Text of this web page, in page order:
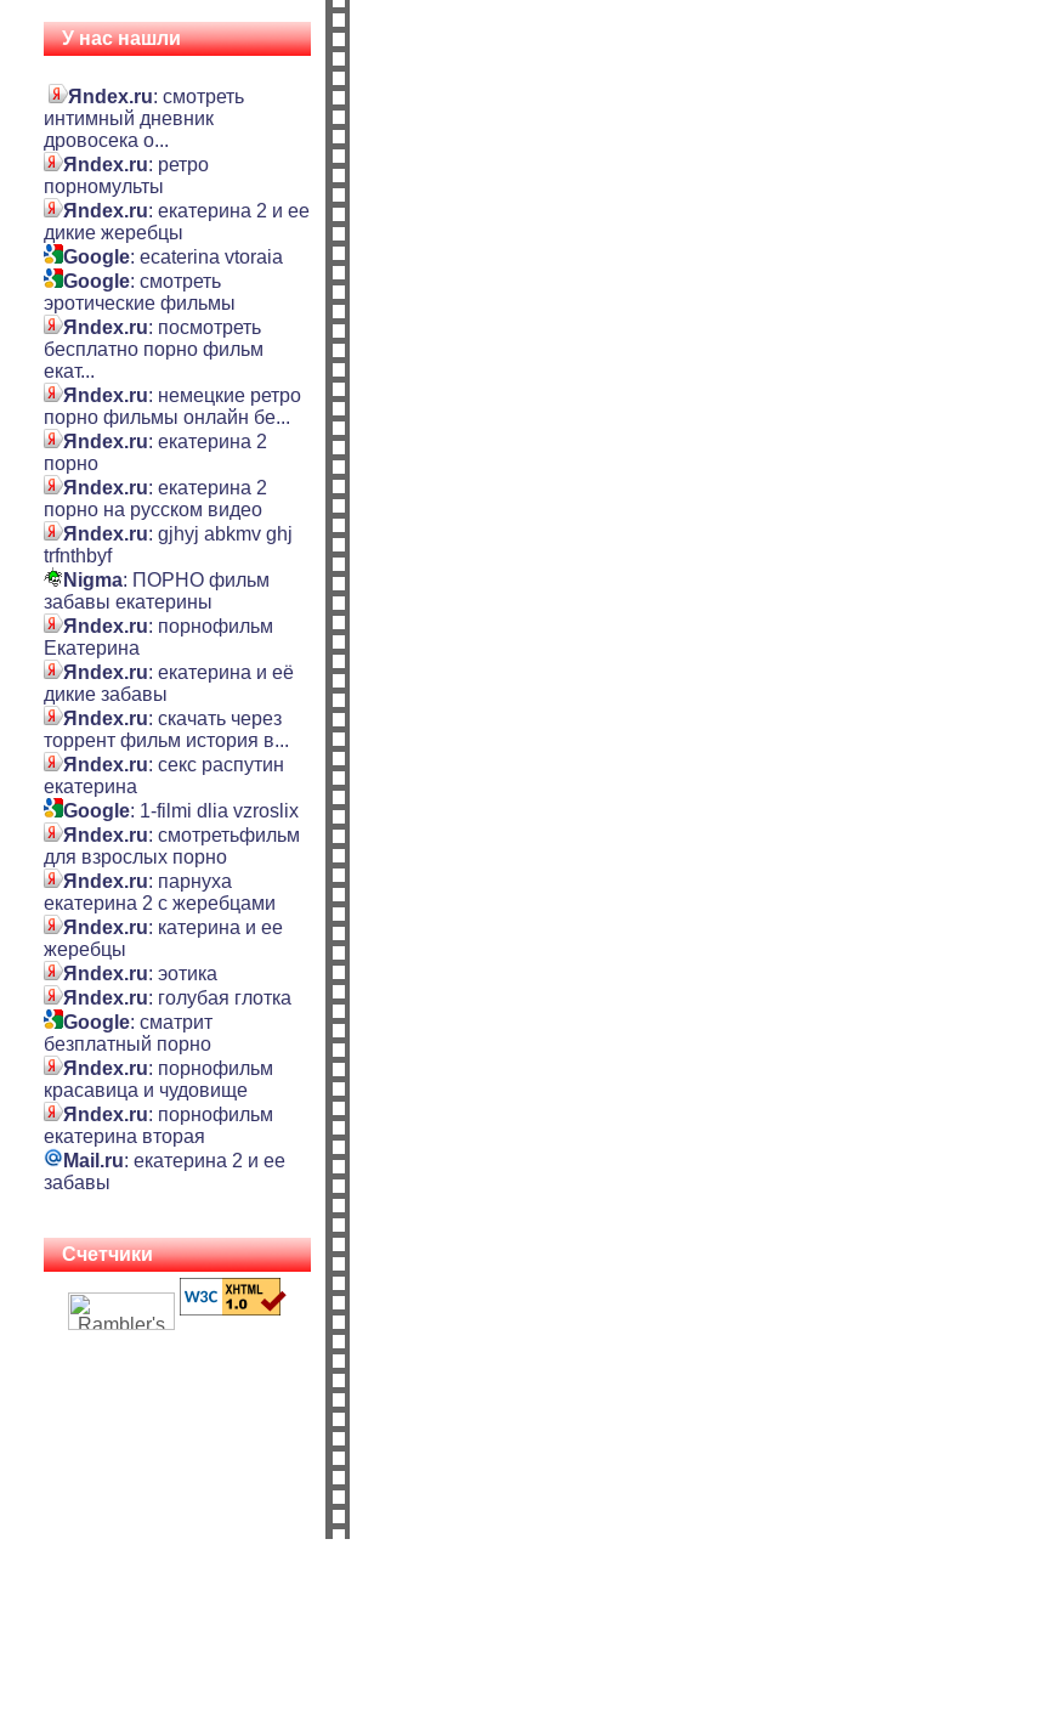
У нас нашли
Яndex.ru: смотреть
интимный дневник
дровосека о...
Яndex.ru: ретро
порномульты
Яndex.ru: екатерина 2 и ее
дикие жеребцы
Google: ecaterina vtoraia
Google: смотреть
эротические фильмы
Яndex.ru: посмотреть
бесплатно порно фильм
екат...
Яndex.ru: немецкие ретро
порно фильмы онлайн бе...
Яndex.ru: екатерина 2
порно
Яndex.ru: екатерина 2
порно на русском видео
Яndex.ru: gjhyj abkmv ghj
trfnthbyf
Nigma: ПОРНО фильм
забавы екатерины
Яndex.ru: порнофильм
Екатерина
Яndex.ru: екатерина и её
дикие забавы
Яndex.ru: скачать через
торрент фильм история в...
Яndex.ru: секс распутин
екатерина
Google: 1-filmi dlia vzroslix
Яndex.ru: смотретьфильм
для взрослых порно
Яndex.ru: парнуха
екатерина 2 с жеребцами
Яndex.ru: катерина и ее
жеребцы
Яndex.ru: эотика
Яndex.ru: голубая глотка
Google: cматрит
безплатный порно
Яndex.ru: порнофильм
красавица и чудовище
Яndex.ru: порнофильм
екатерина вторая
Mail.ru: екатерина 2 и ее
забавы
Счетчики